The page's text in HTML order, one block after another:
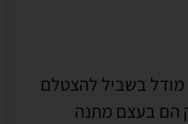
מודל בשביל להצטלם
הם בעצם מתנה